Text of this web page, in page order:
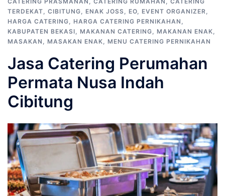
TERDEKAT, CIBITUNG, ENAK JOSS, EO, EVENT ORGANIZER,
HARGA CATERING, HARGA CATERING PERNIKAHAN ,
KABUPATEN BEKASI, MAKANAN CATERING, MAKANAN ENAK,
MASAKAN , MASAKAN ENAK, MENU CATERING PERNIKAHAN
Jasa Catering Perumahan
Permata Nusa Indah
Cibitung